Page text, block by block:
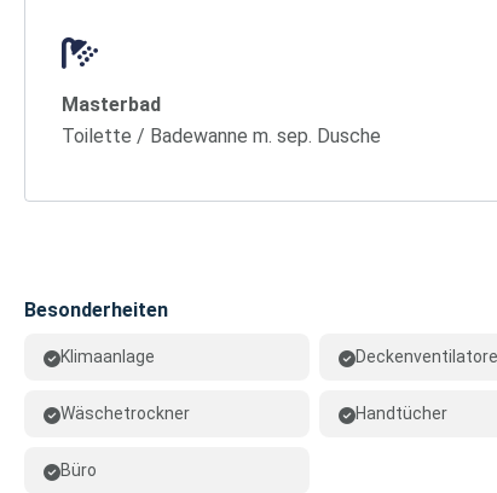
Masterbad
Toilette / Badewanne m. sep. Dusche
Besonderheiten
Klimaanlage
Wäschetrockner Handtücher
Büro